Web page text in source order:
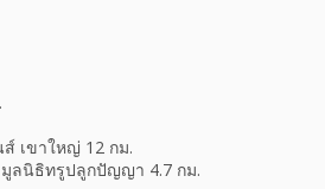
เขาใหญ่ 12 กม.
ลนิธิทรูปลูกปัญญา 4.7 กม.